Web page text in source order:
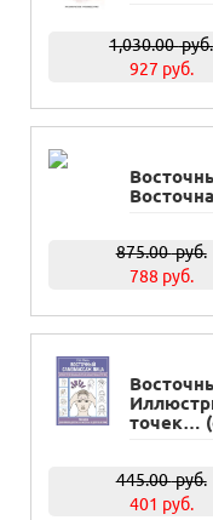
1,030.00руб.
927 руб.
875.00руб.
788 руб.
точек…
445.00руб.
401 руб.